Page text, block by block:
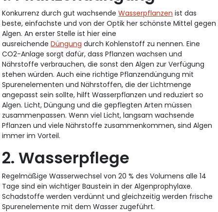
Konkurrenz durch gut wachsendeWasserpflanzen ist das
beste, einfachste und von der Optik her schönste Mittel gegen
Algen. An erster Stelle ist hier eine
ausreichendeDüngung durch Kohlenstoff zu nennen. Eine
CO2-Anlage sorgt dafür, dass Pflanzen wachsen und
Nährstoffe verbrauchen, die sonst den Algen zur Verfügung
stehen würden. Auch eine richtige Pflanzendüngung mit
Spurenelementen und Nährstoffen, die der Lichtmenge
angepasst sein sollte, hilft Wasserpflanzen und reduziert so
Algen. Licht, Düngung und die gepflegten Arten müssen
zusammenpassen. Wenn viel Licht, langsam wachsende
Pflanzen und viele Nährstoffe zusammenkommen, sind Algen
immer im Vorteil.
2. Wasserpflege
Regelmäßige Wasserwechsel von 20 % des Volumens alle 14
Tage sind ein wichtiger Baustein in der Algenprophylaxe.
Schadstoffe werden verdünnt und gleichzeitig werden frische
Spurenelemente mit dem Wasser zugeführt.